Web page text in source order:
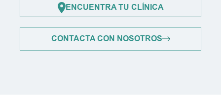
ENCUENTRA TU CLÍNICA
CONTACTA CON NOSOTROS